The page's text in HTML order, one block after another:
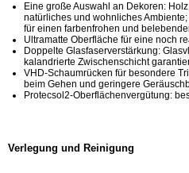
Eine große Auswahl an Dekoren:
natürliches und wohnliches
für einen farbenfrohen und
Ultramatte Oberfläche für eine noch
Doppelte Glasfaserverstärkung:
kalandrierte Zwischenschicht
VHD-Schaumrücken für besondere
beim Gehen und geringere
Protecsol2-Oberflächenvergütung:
Verlegung und Reinigung